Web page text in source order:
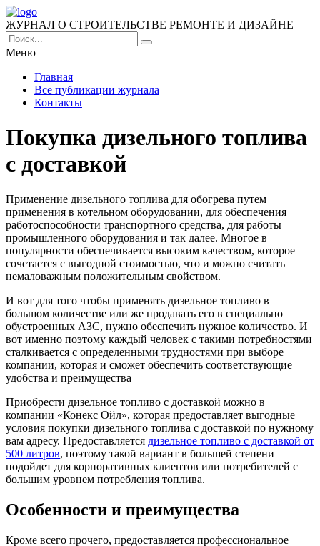
ЖУРНАЛ О СТРОИТЕЛЬСТВЕ РЕМОНТЕ И ДИЗАЙНЕ
Меню
Главная
Все публикации журнала
Контакты
Покупка дизельного топлива
с доставкой
Применение дизельного топлива для обогрева путем
применения в котельном оборудовании, для обеспечения
работоспособности транспортного средства, для работы
промышленного оборудования и так далее. Многое в
популярности обеспечивается высоким качеством, которое
сочетается с выгодной стоимостью, что и можно считать
немаловажным положительным свойством.
И вот для того чтобы применять дизельное топливо в
большом количестве или же продавать его в специально
обустроенных АЗС, нужно обеспечить нужное количество. И
вот именно поэтому каждый человек с такими потребностями
сталкивается с определенными трудностями при выборе
компании, которая и сможет обеспечить соответствующие
удобства и преимущества
Приобрести дизельное топливо с доставкой можно в
компании «Конекс Ойл», которая предоставляет выгодные
условия покупки дизельного топлива с доставкой по нужному
вам адресу. Предоставляется дизельное топливо с доставкой от
500 литров, поэтому такой вариант в большей степени
подойдет для корпоративных клиентов или потребителей с
большим уровнем потребления топлива.
Особенности и преимущества
Кроме всего прочего, предоставляется профессиональное